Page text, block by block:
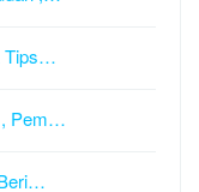
Tips…
, Pem…